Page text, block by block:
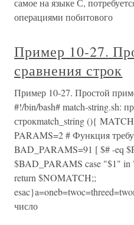
самое на языке С,
операциями побитового
Пример 10-27.
сравнения строк
Пример 10-27. Простой
#!/bin/bash# match-string.sh:
строкmatch_string (){
PARAMS=2 # Функция
BAD_PARAMS=91 [ $# -eq
$BAD_PARAMS case "$1"
return $NOMATCH;;
число